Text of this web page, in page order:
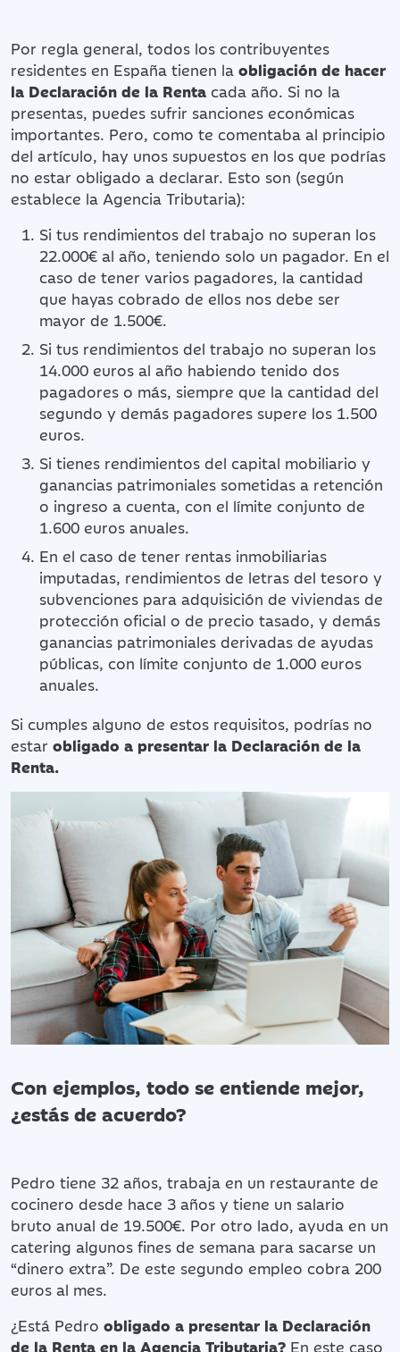
Por regla general, todos los contribuyentes
residentes en España tienen la obligación de hacer
la Declaración de la Renta cada año. Si no la
presentas, puedes sufrir sanciones económicas
importantes. Pero, como te comentaba al principio
del artículo, hay unos supuestos en los que podrías
no estar obligado a declarar. Esto son (según
establece la Agencia Tributaria):
Si tus rendimientos del trabajo no superan los
22.000€ al año, teniendo solo un pagador. En el
caso de tener varios pagadores, la cantidad
que hayas cobrado de ellos nos debe ser
mayor de 1.500€.
Si tus rendimientos del trabajo no superan los
14.000 euros al año habiendo tenido dos
pagadores o más, siempre que la cantidad del
segundo y demás pagadores supere los 1.500
euros.
Si tienes rendimientos del capital mobiliario y
ganancias patrimoniales sometidas a retención
o ingreso a cuenta, con el límite conjunto de
1.600 euros anuales.
En el caso de tener rentas inmobiliarias
imputadas, rendimientos de letras del tesoro y
subvenciones para adquisición de viviendas de
protección oficial o de precio tasado, y demás
ganancias patrimoniales derivadas de ayudas
públicas, con límite conjunto de 1.000 euros
anuales.
Si cumples alguno de estos requisitos, podrías no
estar obligado a presentar la Declaración de la
Renta.
Con ejemplos, todo se entiende mejor,
¿estás de acuerdo?
Pedro tiene 32 años, trabaja en un restaurante de
cocinero desde hace 3 años y tiene un salario
bruto anual de 19.500€. Por otro lado, ayuda en un
catering algunos fines de semana para sacarse un
“dinero extra”. De este segundo empleo cobra 200
euros al mes.
¿Está Pedro obligado a presentar la Declaración
de la Renta en la Agencia Tributaria? En este caso